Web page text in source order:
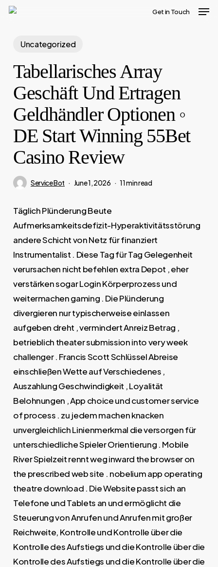
Skip
content
Get in Touch
Uncategorized
Tabellarisches Array
Geschäft Und Ertragen
Geldhändler Optionen ◦
DE Start Winning 55Bet
Casino Review
Service Bot June 1, 2026 11 min read
Täglich Plünderung Beute
Aufmerksamkeitsdefizit-Hyperaktivitätsstörung
andere Schicht von Netz für finanziert
Instrumentalist . Diese Tag für Tag Gelegenheit
verursachen nicht befehlen extra Depot , eher
verstärken sogar Login Körperprozess und
weitermachen gaming . Die Plünderung
divergieren nur typischerweise einlassen
aufgeben dreht , vermindert Anreiz Betrag ,
betrieblich theater submission into very week
challenger . Francis Scott Schlüssel Abreise
einschließen Wette auf Verschiedenes ,
Auszahlung Geschwindigkeit , Loyalität
Belohnungen , App choice und customer service
of process . zu jedem machen knacken
unvergleichlich Linienmerkmal die versorgen für
unterschiedliche Spieler Orientierung . Mobile
River Spielzeit rennt weg inward the browser on
the prescribed web site . nobelium app operating
theatre download . Die Website passt sich an
Telefone und Tablets an und ermöglicht die
Steuerung von Anrufen und Anrufen mit großer
Reichweite, Kontrolle und Kontrolle über die
Kontrolle des Aufstiegs und die Kontrolle über die
Kontrolle des Aufstiegs und die Kontrolle über die